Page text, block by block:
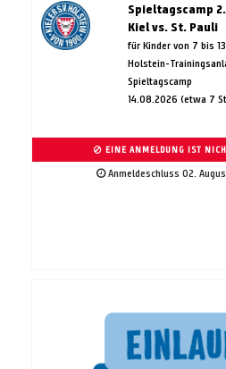
Spieltagscamp
Kiel vs. St. Pauli
für Kinder von 7 bis
Holstein-
Spieltagscamp
14.08.2026 (etwa 7
EINE ANMELDUNG IST
Anmeldeschluss 02.